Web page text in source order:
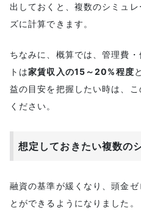
出しておくと、複数のシミュ
ズに計算できます。
ちなみに、概算では、管理費
トは家賃収入の15～20%程度
益の目安を把握したい時は、
ください。
想定しておきたい複数の
融資の基準が緩くなり、頭金
とができるようになりました。